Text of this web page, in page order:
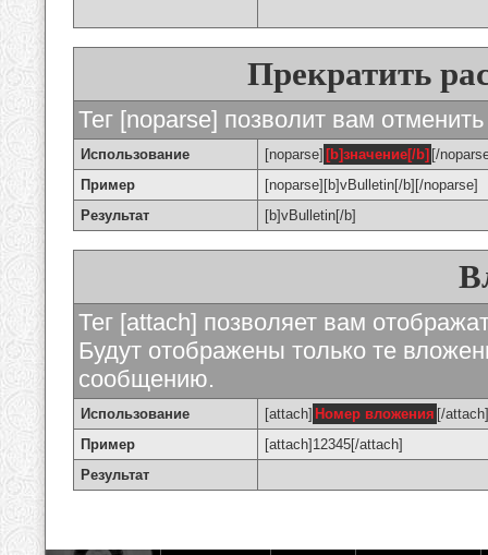
Прекратить
Тег [noparse] позволит вам
Использование [noparse] [b]значение[/b] [/
Пример
[noparse][b]vBulletin[/b][/noparse]
Результат
[b]vBulletin[/b]
Тег [attach] позволяет вам
Будут отображены только те
сообщению.
Использование [attach] Номер вложения [/attach]
Пример
[attach]12345[/attach]
Результат